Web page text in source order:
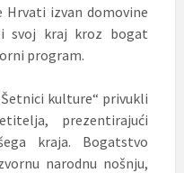
Hrvati izvan domovine
svoj kraj kroz bogat
program.
kulture“ privukli
prezentirajući
kraja. Bogatstvo
narodnu nošnju,